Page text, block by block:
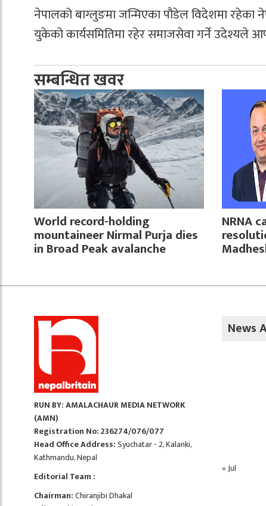
नेपालको बाग्लुङमा जन्मिएका पौडेल विदेशमा
युकेको कार्यसमितिमा रहेर समाजसेवा गर्ने उदेश्यले
सम्बन्धित खवर
World record-holding
mountaineer Nirmal Purja dies
in Broad Peak avalanche
NRNA
RUN BY: AMALACHAUR MEDIA NETWORK
(AMN)
Registration No: 236274/076/077
Head Office Address:Syuchatar - 2, Kalanki,
Kathmandu, Nepal
Editorial Team :
Chairman:Chiranjibi Dhakal
News
« Jul